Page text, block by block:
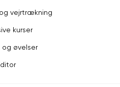
vejrtrækning
kurser
og øvelser